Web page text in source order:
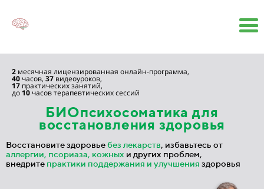
2 месячная лицензированная онлайн-программа,
40 часов, 37 видеоуроков,
17 практических занятий,
до 10 часов терапевтических сессий
БИОпсихосоматикадля
восстановления здоровья
Восстановите здоровьебез лекарств, избавьтесь от
аллергии, псориаза, кожных и других проблем,
внедрите практики поддержания и улучшения здоровья